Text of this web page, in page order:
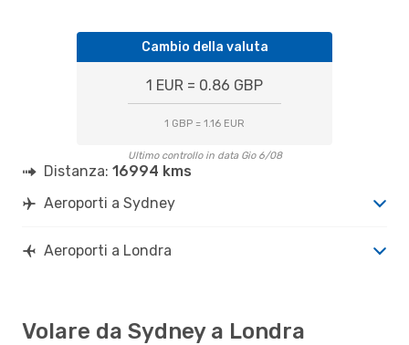
Cambio della valuta
1 EUR = 0.86 GBP
1 GBP = 1.16 EUR
Ultimo controllo in data Gio 6/08
Distanza: 16994 kms
Aeroporti a Sydney
Aeroporti a Londra
Volare da Sydney a Londra